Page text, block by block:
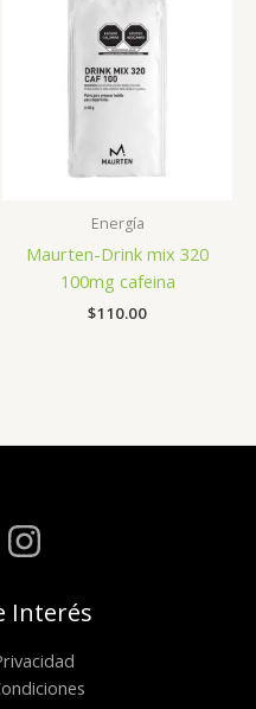
Energía
Maurten-Drink mix 320
100mg cafeina
$110.00
Interés